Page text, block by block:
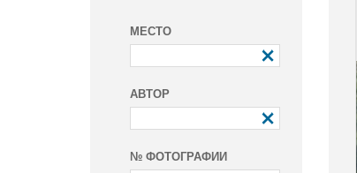
МЕСТО
АВТОР
№ ФОТОГРАФИИ